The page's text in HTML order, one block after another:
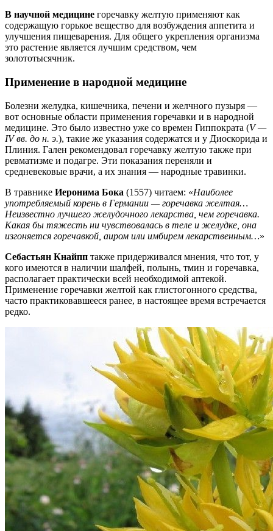
В научной медицине горечавку желтую применяют как
содержащую горькое вещество для возбуждения аппетита и
улучшения пищеварения. Для общего укрепления организма
это растение является лучшим средством, чем
золототысячник.
Применение в народной медицине
Болезни желудка, кишечника, печени и желчного пузыря —
вот основные области применения горечавки и в народной
медицине. Это было известно уже со времен Гиппократа (V —
IV вв. до н. э.), такие же указания содержатся и у Диоскорида и
Плиния. Гален рекомендовал горечавку желтую также при
ревматизме и подагре. Эти показания переняли и
средневековые врачи, а их знания — народные травинки.
В травнике Иеронима Бока (1557) читаем: «Наиболее
употребляемый корень в Германии — горечавка желтая…
Неизвестно лучшего желудочного лекарства, чем горечавка.
Какая бы тяжесть ни чувствовалась в теле и желудке, она
изгоняется горечавкой, аиром или имбирем лекарственным…»
Себастьян Кнайпп также придерживался мнения, что тот, у
кого имеются в наличии шалфей, полынь, тмин и горечавка,
располагает практически всей необходимой аптекой.
Применение горечавки желтой как глистогонного средства,
часто практиковавшееся ранее, в настоящее время встречается
редко.